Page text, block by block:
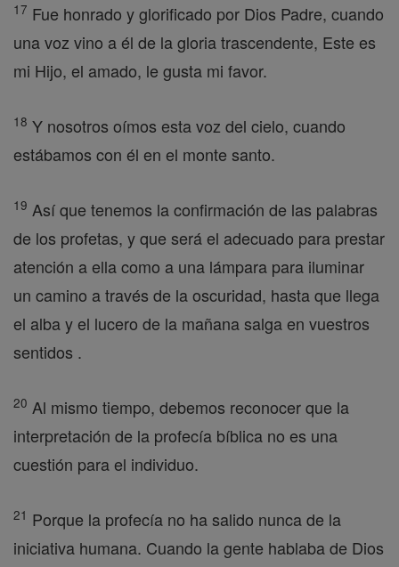
17 Fue honrado y glorificado por Dios Padre, cuando
una voz vino a él de la gloria trascendente, Este es
mi Hijo, el amado, le gusta mi favor.
18 Y nosotros oímos esta voz del cielo, cuando
estábamos con él en el monte santo.
19 Así que tenemos la confirmación de las palabras
de los profetas, y que será el adecuado para prestar
atención a ella como a una lámpara para iluminar
un camino a través de la oscuridad, hasta que llega
el alba y el lucero de la mañana salga en vuestros
sentidos .
20 Al mismo tiempo, debemos reconocer que la
interpretación de la profecía bíblica no es una
cuestión para el individuo.
21 Porque la profecía no ha salido nunca de la
iniciativa humana. Cuando la gente hablaba de Dios